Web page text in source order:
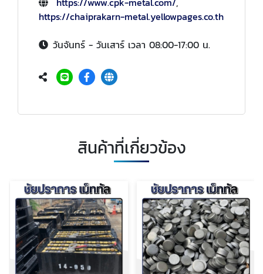
https://chaiprakarn-metal.yellowpages.co.th
วันจันทร์ - วันเสาร์ เวลา 08:00-17:00 น.
สินค้าที่เกี่ยวข้อง